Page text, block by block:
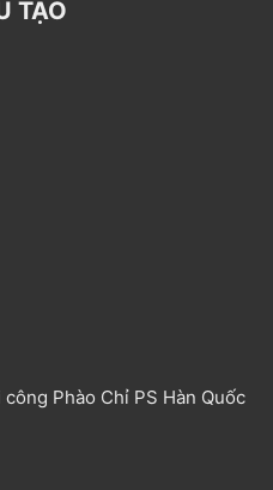
TẠO
công Phào Chỉ PS Hàn Quốc